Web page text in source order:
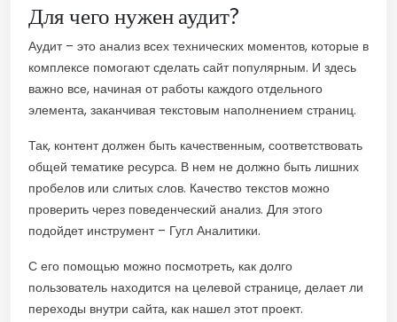
Для чего нужен аудит?
Аудит – это анализ всех технических моментов, которые в
комплексе помогают сделать сайт популярным. И здесь
важно все, начиная от работы каждого отдельного
элемента, заканчивая текстовым наполнением страниц.
Так, контент должен быть качественным, соответствовать
общей тематике ресурса. В нем не должно быть лишних
пробелов или слитых слов. Качество текстов можно
проверить через поведенческий анализ. Для этого
подойдет инструмент – Гугл Аналитики.
С его помощью можно посмотреть, как долго
пользователь находится на целевой странице, делает ли
переходы внутри сайта, как нашел этот проект.